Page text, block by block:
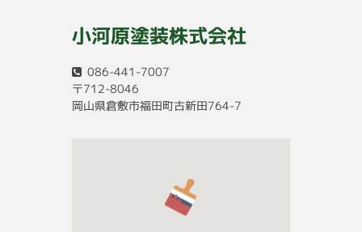
小河原塗装株式会社
086-441-7007
〒712-8046
岡山県倉敷市福田町古新田764-7